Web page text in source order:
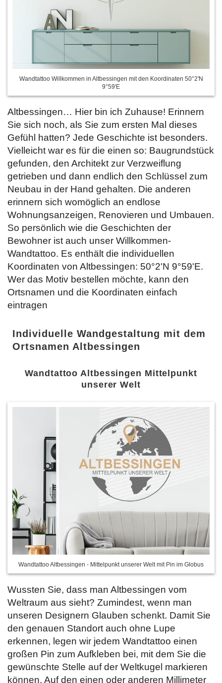
Wandtattoo Willkommen in Altbessingen mit den Koordinaten 50°2'N
9°59'E
Altbessingen… Hier bin ich Zuhause! Erinnern
Sie sich noch, als Sie zum ersten Mal dieses
Gefühl hatten? Jede Geschichte ist besonders.
Vielleicht war es für die einen so: Baugrundstück
gefunden, den Architekt zur Verzweiflung
getrieben und dann endlich den Schlüssel zum
Neubau in der Hand gehalten. Die anderen
erinnern sich womöglich an endlose
Wohnungsanzeigen, Renovieren und Umbauen.
So persönlich wie die Geschichten der
Bewohner ist auch unser Willkommen-
Wandtattoo. Es enthält die individuellen
Koordinaten von Altbessingen: 50°2'N 9°59'E.
Wer das Motiv bestellen möchte, kann den
Ortsnamen und die Koordinaten einfach
eintragen
Individuelle Wandgestaltung mit dem
Ortsnamen Altbessingen
Wandtattoo Altbessingen Mittelpunkt
unserer Welt
Wandtattoo Altbessingen - Mittelpunkt unserer Welt mit Pin im Globus
Wussten Sie, dass man Altbessingen vom
Weltraum aus sieht? Zumindest, wenn man
unseren Designern Glauben schenkt. Damit Sie
den genauen Standort auch ohne Lupe
erkennen, legen wir jedem Wandtattoo einen
großen Pin zum Aufkleben bei, mit dem Sie die
gewünschte Stelle auf der Weltkugel markieren
können. Auf den einen oder anderen Millimeter